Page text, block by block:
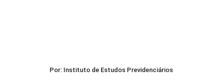
Por: Instituto de Estudos Previdenciários